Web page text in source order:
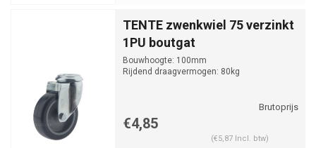
TENTE zwenkwiel 75 verzinkt
1PU boutgat
Bouwhoogte: 100mm
Rijdend draagvermogen: 80kg
€4,85
(€5,87 Incl. btw)